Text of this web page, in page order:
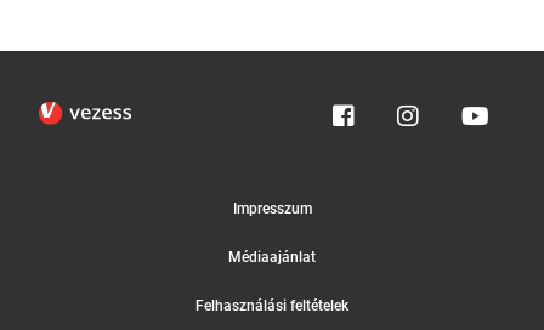
Impresszum
Médiaajánlat
Felhasználási feltételek